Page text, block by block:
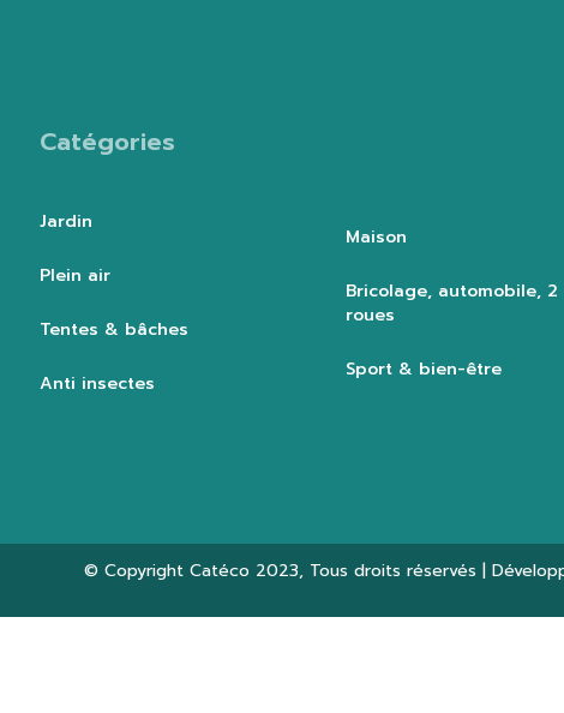
Catégories
Jardin
Plein air
Tentes & bâches
Anti insectes
Maison
Bricolage, automobile, 2
roues
Sport & bien-être
© Copyright Catéco 2023, Tous droits réservés |